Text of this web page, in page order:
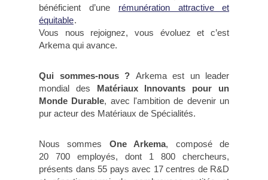
bénéficient d’une
rémunération attractive et
équitable.
Vous nous rejoignez, vous évoluez et c’est
Arkema qui avance.
Qui sommes-nous ? Arkema est un leader
mondial des Matériaux Innovants pour un
Monde Durable, avec l'ambition de devenir un
pur acteur des Matériaux de Spécialités.
Nous sommes One Arkema, composé de
20 700 employés, dont 1 800 chercheurs,
présents dans 55 pays avec 17 centres de R&D